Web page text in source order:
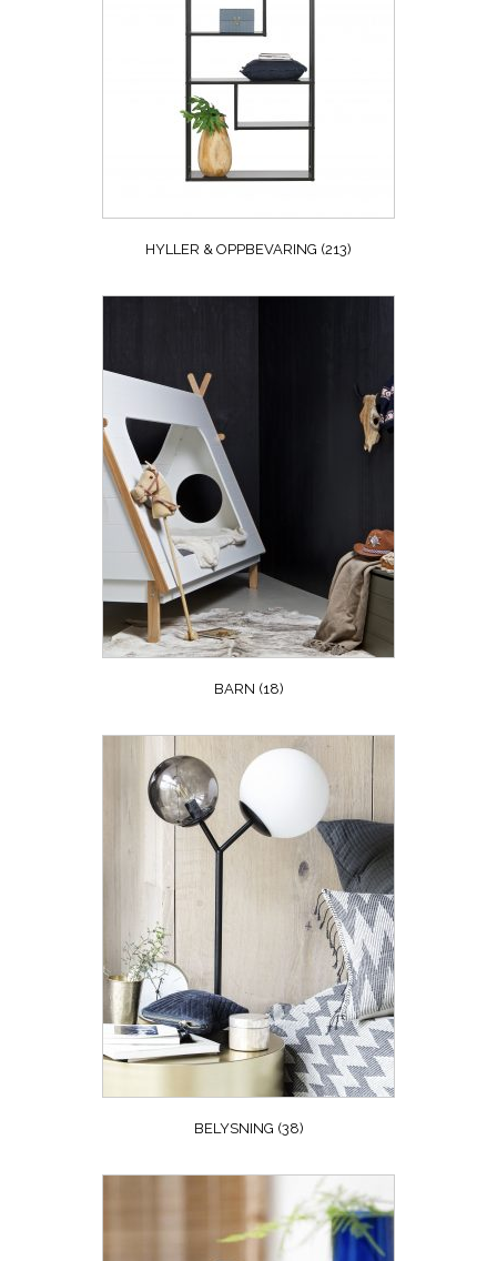
HYLLER & OPPBEVARING (213)
BARN (18)
BELYSNING (38)